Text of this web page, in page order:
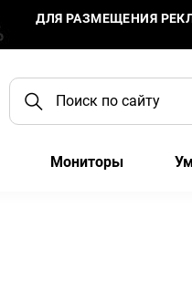
ДЛЯ РАЗМЕЩЕНИЯ
Мониторы